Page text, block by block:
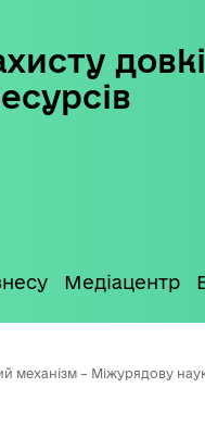
Медіацентр
– Міжурядову